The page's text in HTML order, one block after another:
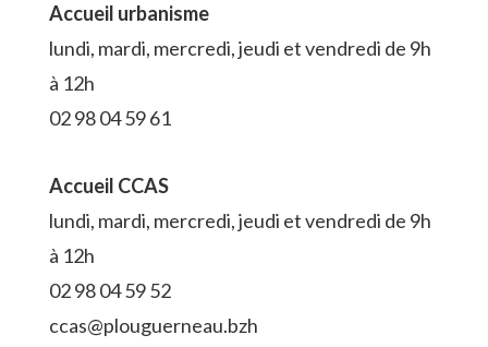
Accueil urbanisme
lundi, mardi, mercredi, jeudi et vendredi de 9h
à 12h
02 98 04 59 61
Accueil CCAS
lundi, mardi, mercredi, jeudi et vendredi de 9h
à 12h
02 98 04 59 52
ccas@plouguerneau.bzh